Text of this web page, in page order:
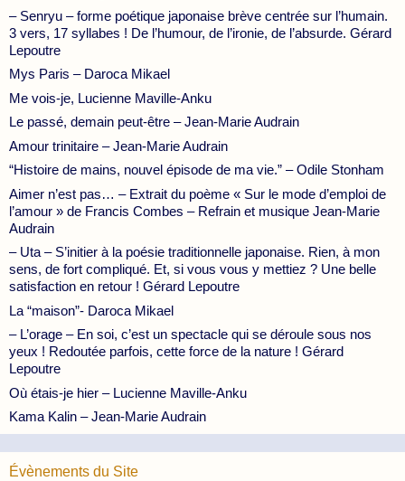
– Senryu – forme poétique japonaise brève centrée sur l’humain.
3 vers, 17 syllabes ! De l’humour, de l’ironie, de l’absurde. Gérard
Lepoutre
Mys Paris – Daroca Mikael
Me vois-je, Lucienne Maville-Anku
Le passé, demain peut-être – Jean-Marie Audrain
Amour trinitaire – Jean-Marie Audrain
“Histoire de mains, nouvel épisode de ma vie.” – Odile Stonham
Aimer n’est pas… – Extrait du poème « Sur le mode d’emploi de
l’amour » de Francis Combes – Refrain et musique Jean-Marie
Audrain
– Uta – S’initier à la poésie traditionnelle japonaise. Rien, à mon
sens, de fort compliqué. Et, si vous vous y mettiez ? Une belle
satisfaction en retour ! Gérard Lepoutre
La “maison”- Daroca Mikael
– L’orage – En soi, c’est un spectacle qui se déroule sous nos
yeux ! Redoutée parfois, cette force de la nature ! Gérard
Lepoutre
Où étais-je hier – Lucienne Maville-Anku
Kama Kalin – Jean-Marie Audrain
Évènements du Site